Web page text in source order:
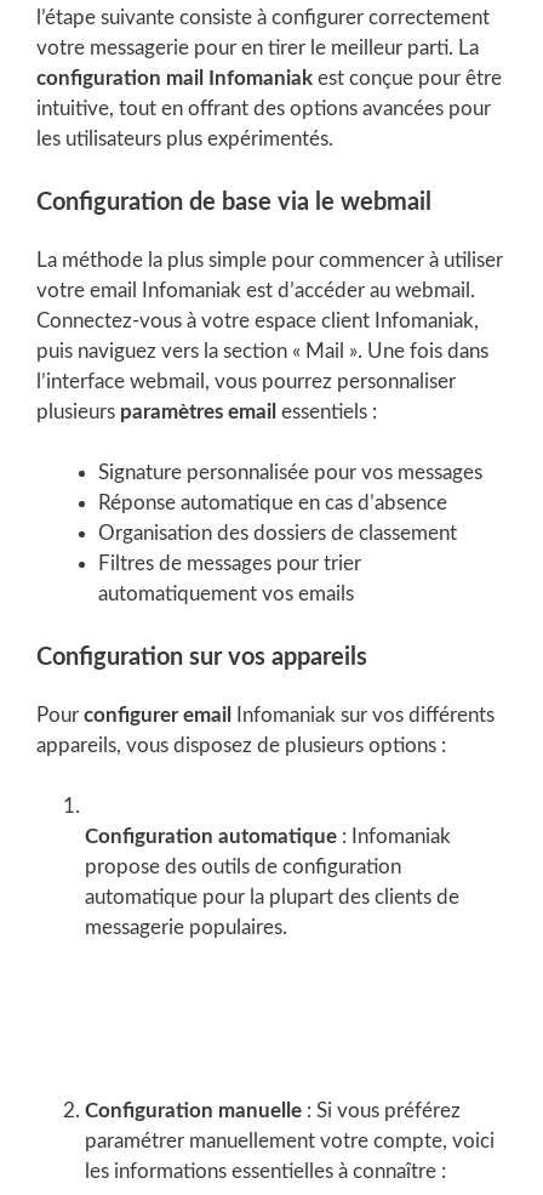
l’étape suivante consiste à configurer correctement
votre messagerie pour en tirer le meilleur parti. La
configuration mail Infomaniak est conçue pour être
intuitive, tout en offrant des options avancées pour
les utilisateurs plus expérimentés.
Configuration de base via le webmail
La méthode la plus simple pour commencer à utiliser
votre email Infomaniak est d’accéder au webmail.
Connectez-vous à votre espace client Infomaniak,
puis naviguez vers la section « Mail ». Une fois dans
l’interface webmail, vous pourrez personnaliser
plusieurs paramètres email essentiels :
Signature personnalisée pour vos messages
Réponse automatique en cas d’absence
Organisation des dossiers de classement
Filtres de messages pour trier
automatiquement vos emails
Configuration sur vos appareils
Pour configurer email
Infomaniak sur vos différents
appareils, vous disposez de plusieurs options :
Configuration automatique : Infomaniak
propose des outils de configuration
automatique pour la plupart des clients de
messagerie populaires.
Configuration manuelle : Si vous préférez
paramétrer manuellement votre compte, voici
les informations essentielles à connaître :